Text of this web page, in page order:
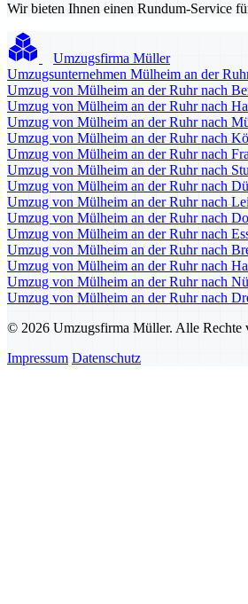
Wir bieten Ihnen einen Rundum-Service
Umzugsfirma Müller
Umzugsunternehmen Mülheim an der
Umzug von Mülheim an der Ruhr nach
Umzug von Mülheim an der Ruhr nach
Umzug von Mülheim an der Ruhr nach
Umzug von Mülheim an der Ruhr nach
Umzug von Mülheim an der Ruhr nach
Umzug von Mülheim an der Ruhr nach
Umzug von Mülheim an der Ruhr nach
Umzug von Mülheim an der Ruhr nach
Umzug von Mülheim an der Ruhr nach
Umzug von Mülheim an der Ruhr nach
Umzug von Mülheim an der Ruhr nach
Umzug von Mülheim an der Ruhr nach
Umzug von Mülheim an der Ruhr nach
Umzug von Mülheim an der Ruhr nach
© 2026 Umzugsfirma Müller. Alle Rechte
Impressum Datenschutz